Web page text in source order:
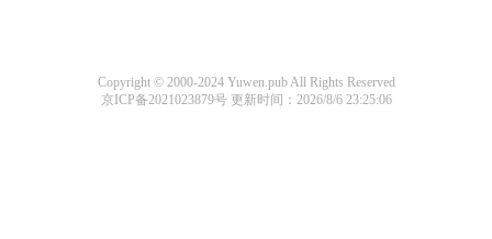
Copyright © 2000-2024 Yuwen.pub All Rights Reserved
京ICP备2021023879号更新时间：2026/8/6 23:25:06